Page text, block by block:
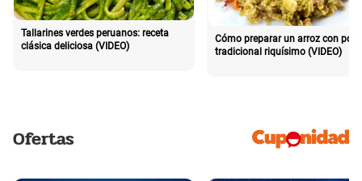
Tallarines verdes peruanos: receta
clásica deliciosa (VIDEO)
Cómo preparar un arroz con pollo
tradicional riquísimo (VIDEO)
Ofertas